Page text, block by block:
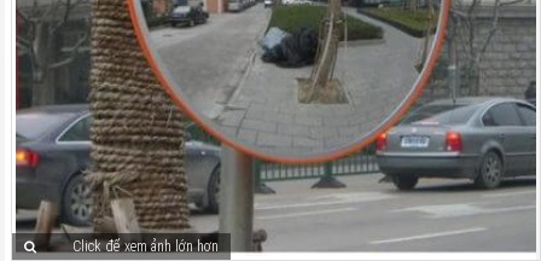
Click để xem ảnh lớn hơn